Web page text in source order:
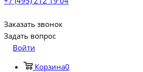
Заказать звонок
Задать вопрос
Войти
Корзина0